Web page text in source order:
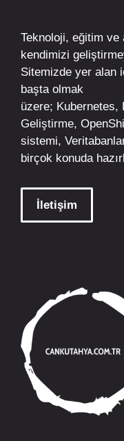
Teknoloji, eğitim ve
kendimizi
Sitemizde yer alan
başta olmak
üzere; Kubernetes,
Geliştirme,
sistemi,
birçok konuda
İletişim